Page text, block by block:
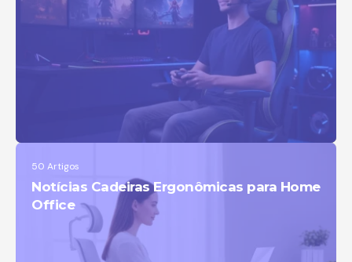
cuidado com idoso em seu caso ?
As 5 Melhores Cadeira Ergonômica /
Cadeira Escritório Ergonômica Em
2026!
50 Artigos
Notícias Cadeiras Ergonômicas para Home
Office